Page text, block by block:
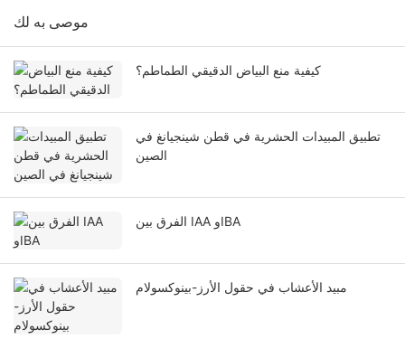
موصى به لك
كيفية منع البياض الدقيقي الطماطم؟
تطبيق المبيدات الحشرية في قطن شينجيانغ في
الصين
الفرق بين IAA وIBA
مبيد الأعشاب في حقول الأرز-بينوكسولام